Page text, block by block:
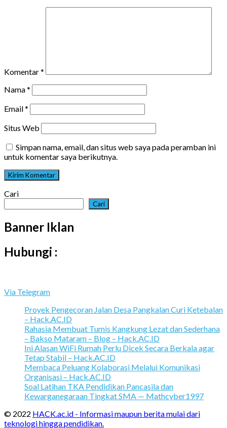
Komentar*
Nama*
Email*
Situs Web
Simpan nama, email, dan situs web saya pada peramban ini
untuk komentar saya berikutnya.
Cari
Cari
Banner Iklan
Hubungi :
Via Telegram
Proyek Pengecoran Jalan Desa Pangkalan Curi Ketebalan
– Hack.AC.ID
Rahasia Membuat Tumis Kangkung Lezat dan Sederhana
– Bakso Mataram – Blog – Hack.AC.ID
Ini Alasan WiFi Rumah Perlu Dicek Secara Berkala agar
Tetap Stabil – Hack.AC.ID
Membaca Peluang Kolaborasi Melalui Komunikasi
Organisasi – Hack.AC.ID
Soal Latihan TKA Pendidikan Pancasila dan
Kewarganegaraan Tingkat SMA — Mathcyber1997
© 2022 HACK.ac.id - Informasi maupun berita mulai dari
teknologi hingga pendidikan.